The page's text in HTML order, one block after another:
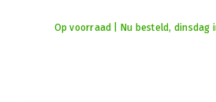
Op voorraad | Nu besteld, dinsdag